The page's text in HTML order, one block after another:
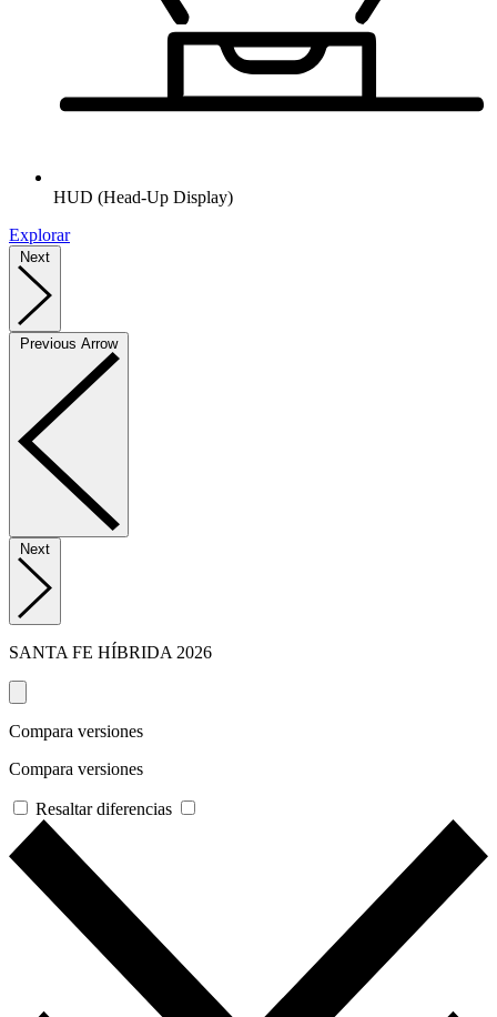
HUD (Head-Up Display)
Explorar
Next
Previous Arrow
Next
SANTA FE HÍBRIDA 2026
Compara versiones
Compara versiones
Resaltar diferencias